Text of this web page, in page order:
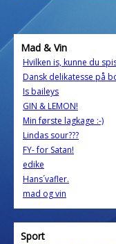
Mad & Vin
Hvilken is, kunne du
Dansk delikatesse på
Is baileys
GIN & LEMON!
Min første lagkage :-)
Lindas sour???
FY- for Satan!
edike
Hans´vafler.
mad og vin
Sport